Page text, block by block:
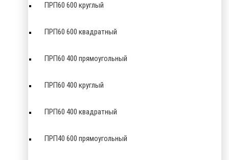
ПРП60 600 круглый
ПРП60 600 квадратный
ПРП60 400 прямоугольный
ПРП60 400 круглый
ПРП60 400 квадратный
ПРП40 600 прямоугольный